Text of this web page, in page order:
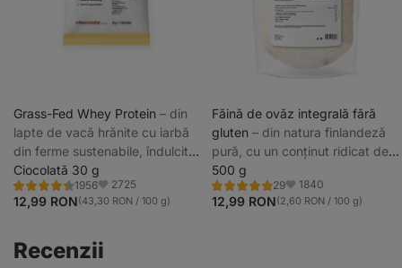
Grass-Fed Whey Protein ⁠–⁠ din
lapte de vacă hrănite cu iarbă
din ferme sustenabile, îndulcit
cu stevia, ultrafiltrat la
temperaturi scăzute
Ciocolată 30 g
1956
Evaluare
4.4/5,
1956
Favorite
2725
12,99 RON(43,30 RON / 100 g)
Făină de ovăz integrală fără
gluten ⁠–⁠ din natura finlandeză
pură, cu un conținut ridicat de
fibre și beta-glucani, fără OMG
și pesticide
500 g
29
Evaluare
5.0/5,
29
Favorite
1840
12,99 RON(2,60 RON / 100 g)
Recenzii